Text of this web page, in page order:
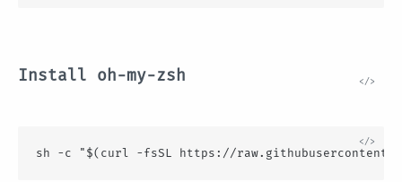
Install oh-my-zsh
sh -c "$(curl -fsSL https://